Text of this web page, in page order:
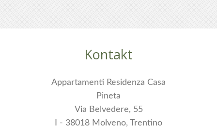
MOLVENO
Kontakt
Appartamenti Residenza Casa
Pineta
Via Belvedere, 55
I - 38018 Molveno, Trentino